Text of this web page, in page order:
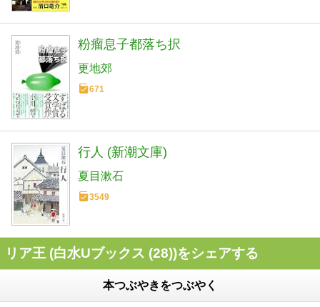
粉瘤息子都落ち択
更地郊
671
行人 (新潮文庫)
夏目漱石
3549
リア王 (白水Uブックス (28))をシェアする
本つぶやきをつぶやく